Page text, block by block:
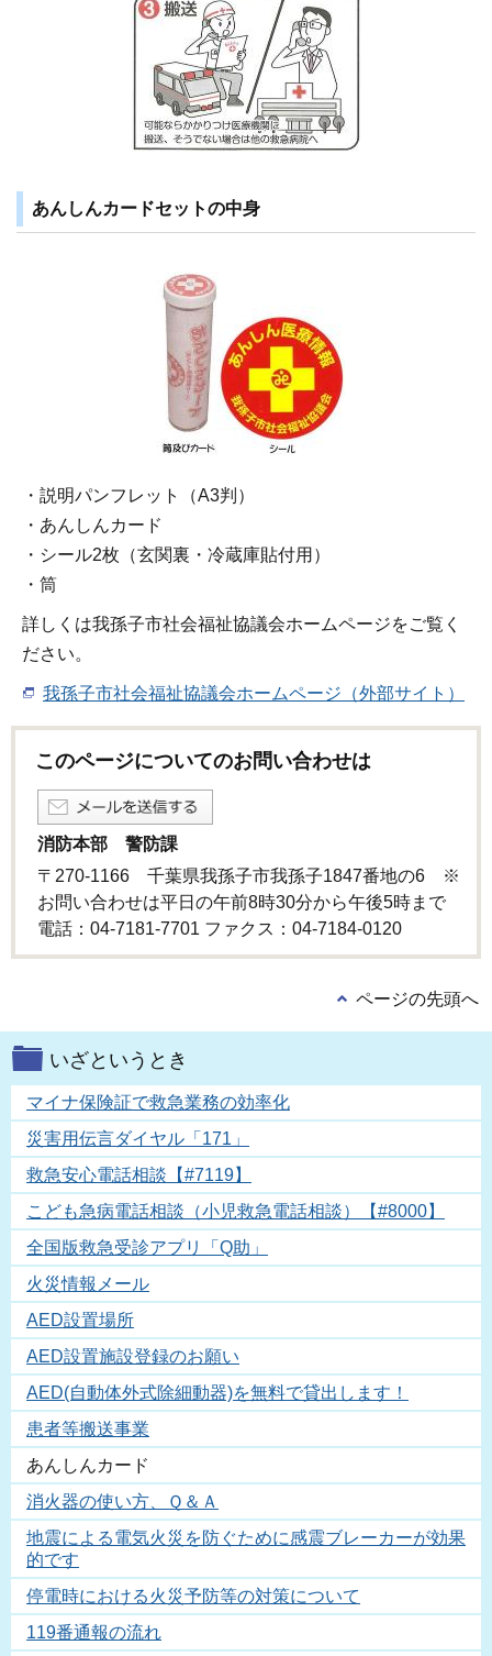
あんしんカードセットの中身
・説明パンフレット（A3判）
・あんしんカード
・シール2枚（玄関裏・冷蔵庫貼付用）
・筒
詳しくは我孫子市社会福祉協議会ホームページをご覧く
ださい。
我孫子市社会福祉協議会ホームページ（外部サイト）
このページについてのお問い合わせは
消防本部 警防課
〒270-1166 千葉県我孫子市我孫子1847番地の6 ※
お問い合わせは平日の午前8時30分から午後5時まで
電話：04-7181-7701 ファクス：04-7184-0120
ページの先頭へ
いざというとき
マイナ保険証で救急業務の効率化
災害用伝言ダイヤル「171」
救急安心電話相談【#7119】
こども急病電話相談（小児救急電話相談）【#8000】
全国版救急受診アプリ「Q助」
火災情報メール
AED設置場所
AED設置施設登録のお願い
AED(自動体外式除細動器)を無料で貸出します！
患者等搬送事業
あんしんカード
消火器の使い方、Ｑ＆Ａ
地震による電気火災を防ぐために感震ブレーカーが効果
的です
停電時における火災予防等の対策について
119番通報の流れ